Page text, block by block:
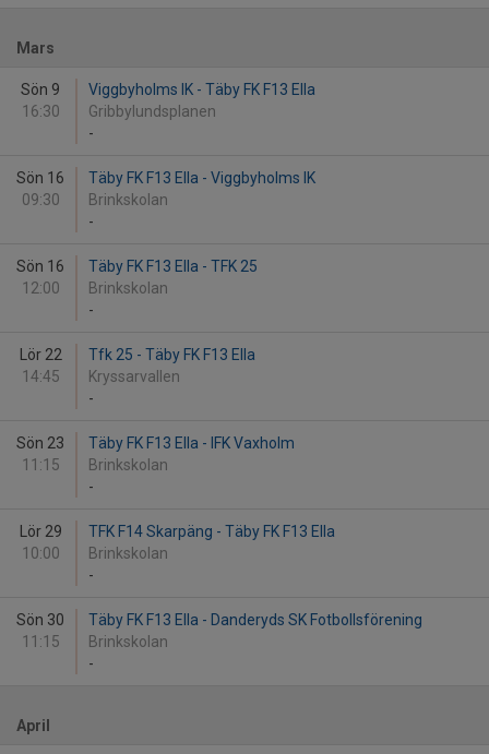
Mars
Sön 9
16:30
Viggbyholms IK - Täby FK F13 Ella
Gribbylundsplanen
-
Sön 16
09:30
Täby FK F13 Ella - Viggbyholms IK
Brinkskolan
-
Sön 16
12:00
Täby FK F13 Ella - TFK 25
Brinkskolan
-
Lör 22
14:45
Tfk 25 - Täby FK F13 Ella
Kryssarvallen
-
Sön 23
11:15
Täby FK F13 Ella - IFK Vaxholm
Brinkskolan
-
Lör 29
10:00
TFK F14 Skarpäng - Täby FK F13 Ella
Brinkskolan
-
Sön 30
11:15
Täby FK F13 Ella - Danderyds SK Fotbollsförening
Brinkskolan
-
April